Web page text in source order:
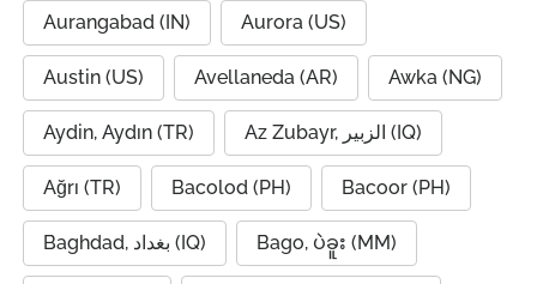
Aurangabad (IN) Aurora (US)
Austin (US) Avellaneda (AR) Awka (NG)
Aydin, Aydın (TR) Az Zubayr, الزبير (IQ)
Ağrı (TR) Bacolod (PH) Bacoor (PH)
Baghdad, بغداد (IQ) Bago, ပဲခူး (MM)